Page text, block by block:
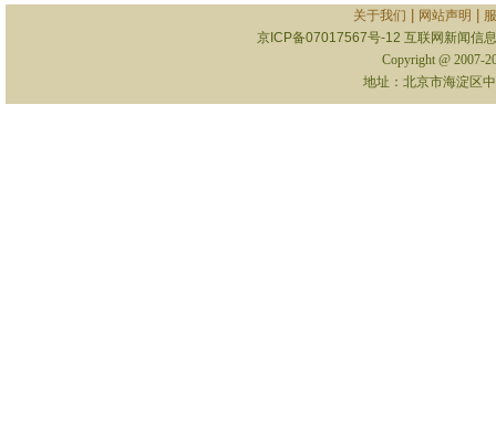
关于我们 网站声明
京ICP备07017567号-12 互联网新闻信
Copyright @ 2007-
地址：北京市海淀区